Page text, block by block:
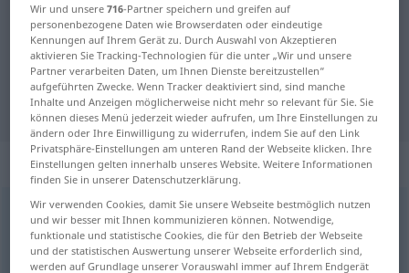
Polnisch-Deutsch Übersetzung für
"inercja"
"inercja" Deutsch Übersetzung
„inercja“: rodzaj żeński
inercjaf <-i;bpl> LIT
Übersicht aller Übersetzungen
Wir und unsere716-Partner speichern und greifen auf
personenbezogene Daten wie Browserdaten oder eindeutige
Kennungen auf Ihrem Gerät zu. Durch Auswahl von Akzeptieren
aktivieren Sie Tracking-Technologien für die unter „Wir und unsere
Partner verarbeiten Daten, um Ihnen Dienste bereitzustellen“
aufgeführten Zwecke. Wenn Tracker deaktiviert sind, sind manche
Inhalte und Anzeigen möglicherweise nicht mehr so relevant für Sie. Sie
können dieses Menü jederzeit wieder aufrufen, um Ihre Einstellungen zu
ändern oder Ihre Einwilligung zu widerrufen, indem Sie auf den Link
Privatsphäre-Einstellungen am unteren Rand der Webseite klicken. Ihre
Einstellungen gelten innerhalb unseres Website. Weitere Informationen
finden Sie in unserer Datenschutzerklärung.
Wir verwenden Cookies, damit Sie unsere Webseite bestmöglich nutzen
und wir besser mit Ihnen kommunizieren können. Notwendige,
funktionale und statistische Cookies, die für den Betrieb der Webseite
und der statistischen Auswertung unserer Webseite erforderlich sind,
werden auf Grundlage unserer Vorauswahl immer auf Ihrem Endgerät